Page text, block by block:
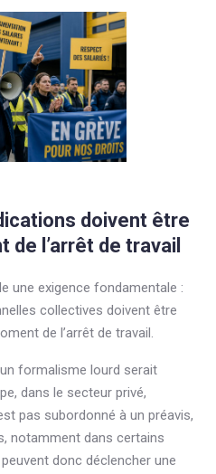
doivent être
de l’arrêt de travail
une exigence fondamentale :
collectives doivent être
de l’arrêt de travail.
formalisme lourd serait
dans le secteur privé,
pas subordonné à un préavis,
notamment dans certains
donc déclencher une